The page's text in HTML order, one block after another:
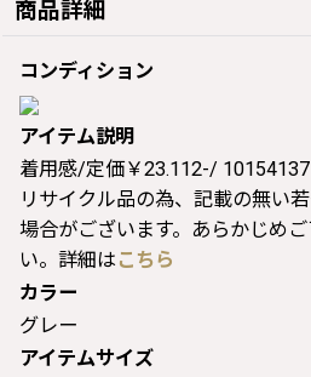
商品詳細
コンディション
アイテム説明
着用感/定価￥23.112-/ 10154137
リサイクル品の為、記載の無い
場合がございます。あらかじめ
い。詳細は こちら
カラー
グレー
アイテムサイズ